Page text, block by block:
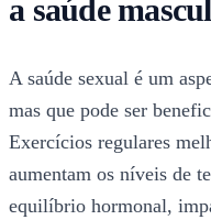
a saúde
A saúde sexual é um
mas que pode ser
Exercícios regulares
aumentam os níveis de
equilíbrio hormonal,